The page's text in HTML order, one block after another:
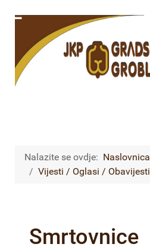
Nalazite se ovdje: Naslovnica
Vijesti / Oglasi / Obavijesti
Smrtovnice